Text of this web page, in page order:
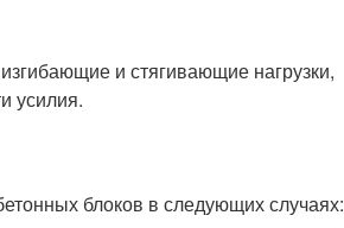
и стягивающие нагрузки,
усилия.
блоков в следующих случаях: